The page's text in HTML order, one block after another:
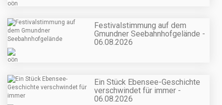
Festivalstimmung auf dem
Gmundner Seebahnhofgelände -
06.08.2026
Ein Stück Ebensee-Geschichte
verschwindet für immer -
06.08.2026